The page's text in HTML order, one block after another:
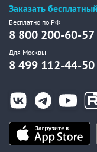
Заказать
Бесплатно по РФ
8 800 200-60-57
Для Москвы
8 499 112-44-50